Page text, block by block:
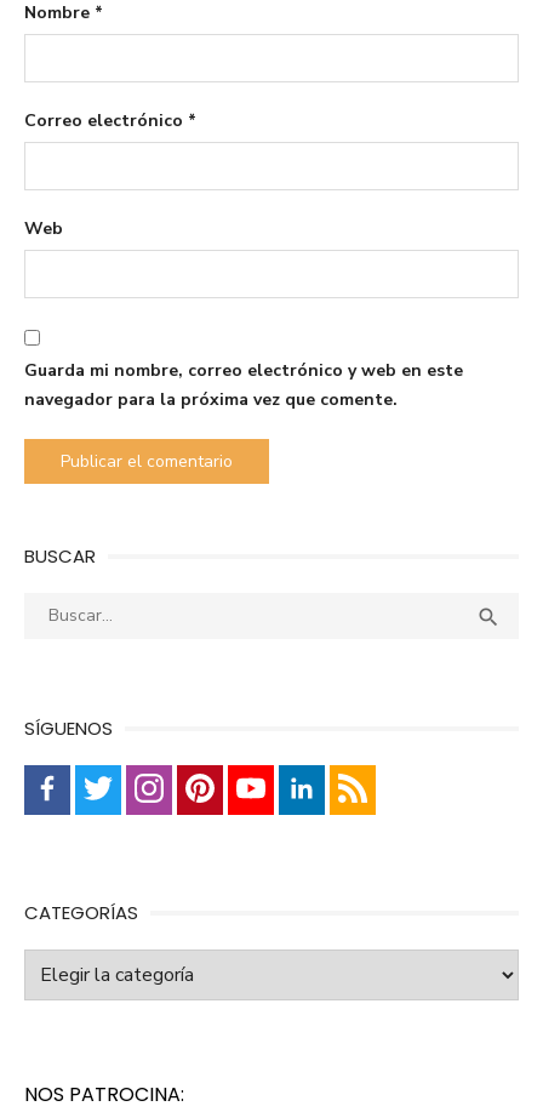
Nombre *
Correo electrónico *
Web
Guarda mi nombre, correo electrónico y web en este
navegador para la próxima vez que comente.
BUSCAR
Buscar: 
SÍGUENOS
CATEGORÍAS
Categorías
NOS PATROCINA: